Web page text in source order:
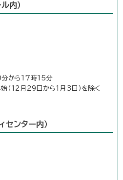
内）
から17時15分
（12月29日から1月3日）を除く
センター内）